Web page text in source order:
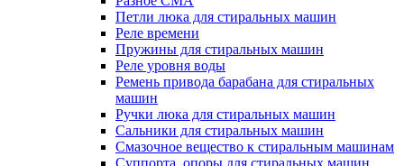
Петли люка для стиральных машин
Реле времени
Пружины для стиральных машин
Реле уровня воды
Ремень привода барабана для стиральных
машин
Ручки люка для стиральных машин
Сальники для стиральных машин
Смазочное вещество к стиральным машинам
Суппорта, опоры для стиральных машин